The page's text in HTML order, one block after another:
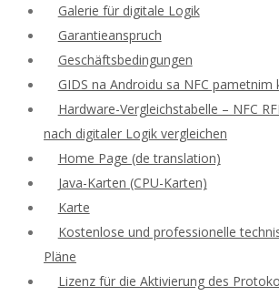
Galerie für digitale Logik
Garantieanspruch
Geschäftsbedingungen
GIDS na Androidu sa NFC pametnim
Hardware-Vergleichstabelle – NFC
nach digitaler Logik vergleichen
Home Page (de translation)
Java-Karten (CPU-Karten)
Karte
Kostenlose und professionelle
Pläne
Lizenz für die Aktivierung des